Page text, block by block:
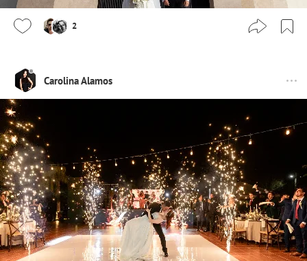
2
Carolina Alamos